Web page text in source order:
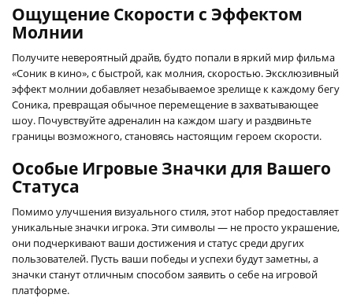
Ощущение Скорости с Эффектом
Молнии
Получите невероятный драйв, будто попали в яркий мир фильма
«Соник в кино», с быстрой, как молния, скоростью. Эксклюзивный
эффект молнии добавляет незабываемое зрелище к каждому бегу
Соника, превращая обычное перемещение в захватывающее
шоу. Почувствуйте адреналин на каждом шагу и раздвиньте
границы возможного, становясь настоящим героем скорости.
Особые Игровые Значки для Вашего
Статуса
Помимо улучшения визуального стиля, этот набор предоставляет
уникальные значки игрока. Эти символы — не просто украшение,
они подчеркивают ваши достижения и статус среди других
пользователей. Пусть ваши победы и успехи будут заметны, а
значки станут отличным способом заявить о себе на игровой
платформе.